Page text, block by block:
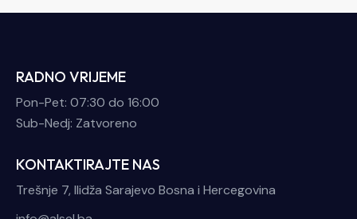
RADNO VRIJEME
Pon-Pet: 07:30 do 16:00
Sub-Nedj: Zatvoreno
KONTAKTIRAJTE NAS
Trešnje 7, Ilidža Sarajevo Bosna i Hercegovina